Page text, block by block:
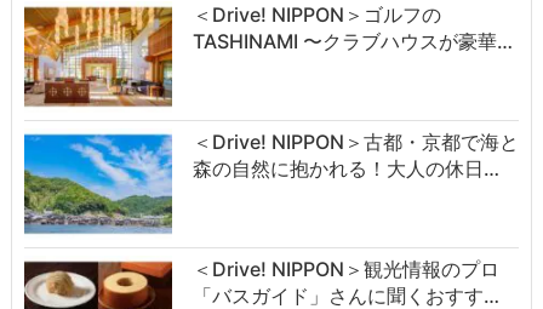
＜Drive! NIPPON＞ゴルフの
TASHINAMI 〜クラブハウスが豪華…
＜Drive! NIPPON＞古都・京都で海と
森の自然に抱かれる！大人の休日…
＜Drive! NIPPON＞観光情報のプロ
「バスガイド」さんに聞くおすす…